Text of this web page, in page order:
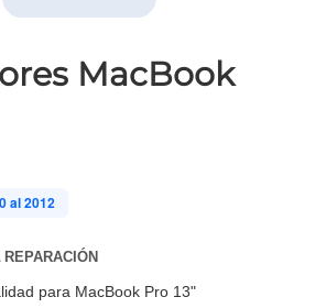
MacBook
al 2012
REPARACIÓN
para MacBook Pro 13"